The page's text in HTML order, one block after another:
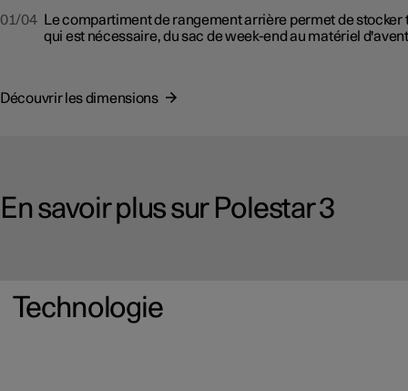
01/04
Le compartiment de rangement arrière permet de stocker
qui est nécessaire, du sac de week-end au matériel
Découvrir les dimensions
En savoir plus sur Polestar 3
Technologie